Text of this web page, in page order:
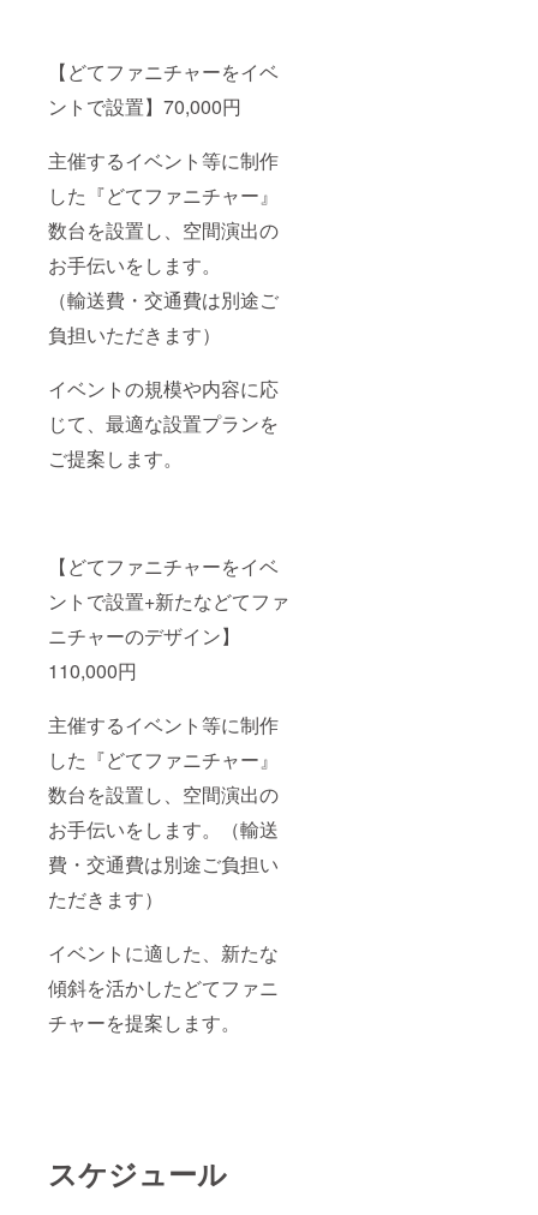
【どてファニチャーをイベ
ントで設置】70,000円
主催するイベント等に制作
した『どてファニチャー』
数台を設置し、空間演出の
お手伝いをします。
（輸送費・交通費は別途ご
負担いただきます）
イベントの規模や内容に応
じて、最適な設置プランを
ご提案します。
【どてファニチャーをイベ
ントで設置+新たなどてファ
ニチャーのデザイン】
110,000円
主催するイベント等に制作
した『どてファニチャー』
数台を設置し、空間演出の
お手伝いをします。（輸送
費・交通費は別途ご負担い
ただきます）
イベントに適した、新たな
傾斜を活かしたどてファニ
チャーを提案します。
スケジュール